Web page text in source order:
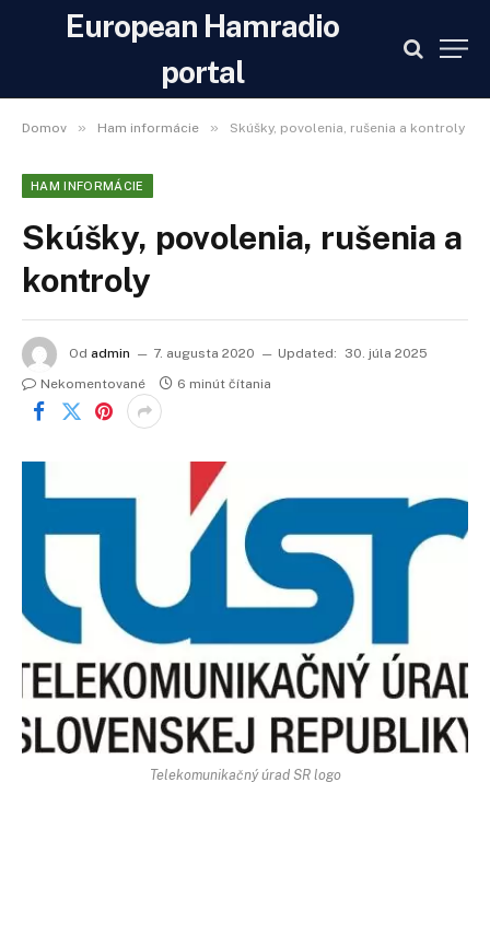
European Hamradio
portal
Domov » Ham informácie » Skúšky, povolenia, rušenia a kontroly
HAM INFORMÁCIE
Skúšky, povolenia, rušenia a
kontroly
Od admin 7. augusta 2020 Updated:
30. júla 2025
Nekomentované
6 minút čítania
Telekomunikačný úrad SR logo